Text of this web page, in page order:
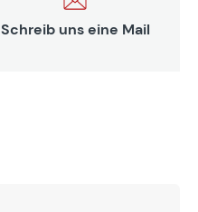
Schreib uns eine Mail